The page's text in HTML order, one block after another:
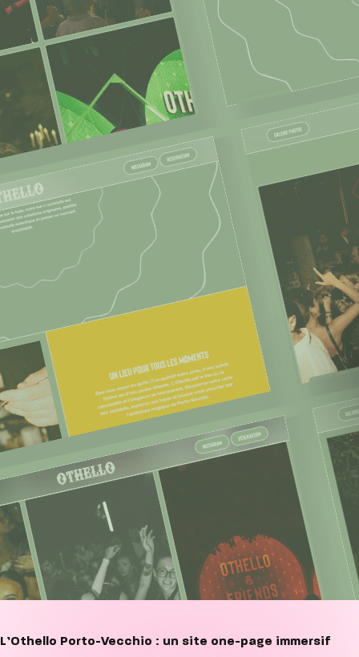
L’Othello Porto-Vecchio : un site one-page immersif